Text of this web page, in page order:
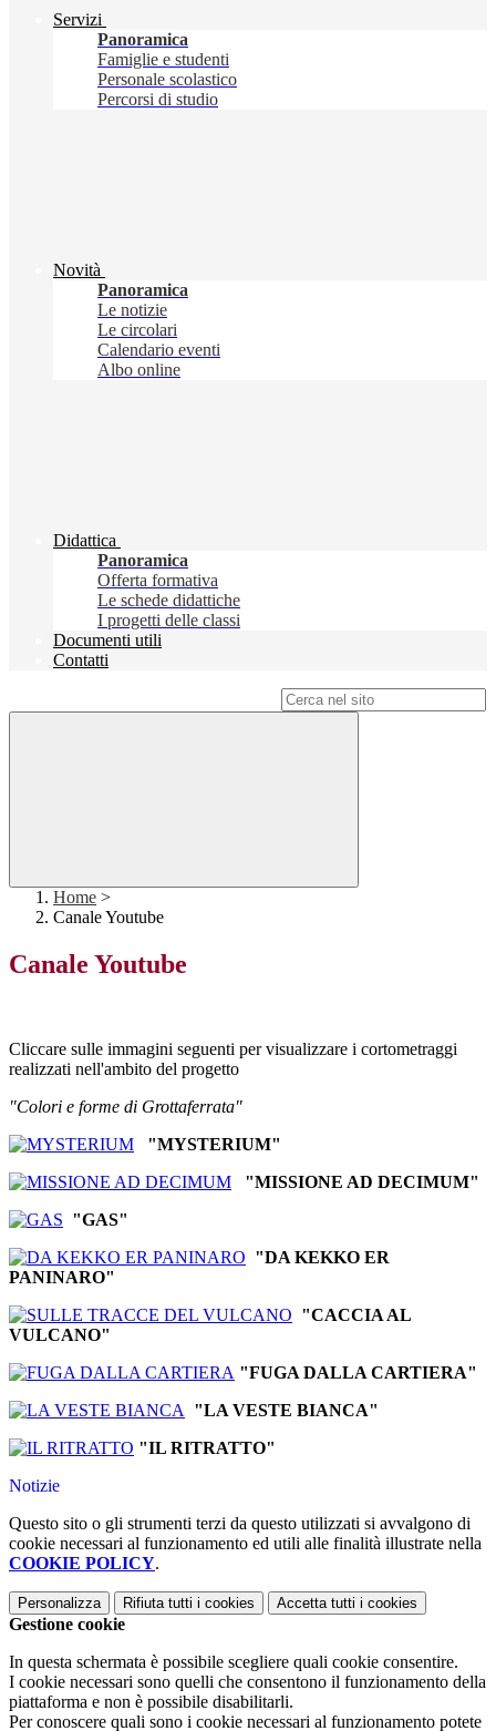
Servizi
Panoramica
Famiglie e studenti
Personale scolastico
Percorsi di studio
Novità
Panoramica
Le notizie
Le circolari
Calendario eventi
Albo online
Didattica
Panoramica
Offerta formativa
Le schede didattiche
I progetti delle classi
Documenti utili
Contatti
Home >
Canale Youtube
Canale Youtube
Cliccare sulle immagini seguenti per visualizzare i cortometraggi
realizzati nell'ambito del progetto
"Colori e forme di Grottaferrata"
"MYSTERIUM"
"MISSIONE AD DECIMUM"
"GAS"
"DA KEKKO ER
PANINARO"
"CACCIA AL
VULCANO"
"FUGA DALLA CARTIERA"
"LA VESTE BIANCA"
"IL RITRATTO"
Notizie
Questo sito o gli strumenti terzi da questo utilizzati si avvalgono di
cookie necessari al funzionamento ed utili alle finalità illustrate nella
COOKIE POLICY.
Personalizza Rifiuta tutti i cookies Accetta tutti i cookies
Gestione cookie
In questa schermata è possibile scegliere quali cookie consentire.
I cookie necessari sono quelli che consentono il funzionamento della
piattaforma e non è possibile disabilitarli.
Per conoscere quali sono i cookie necessari al funzionamento potete